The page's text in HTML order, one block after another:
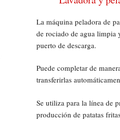
La máquina peladora de
de rociado de agua limpia
puerto de descarga.
Puede completar de
transferirlas
Se utiliza para la línea de
producción de patatas